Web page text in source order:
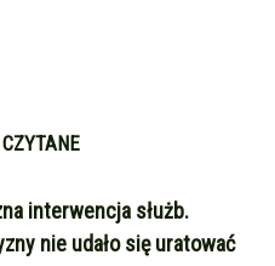
interwencja służb.
nie udało się uratować